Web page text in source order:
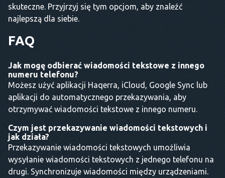
skuteczne. Przyjrzyj się tym opcjom, aby znaleźć
najlepszą dla siebie.
FAQ
Jak mogę odbierać wiadomości tekstowe z innego
numeru telefonu?
Możesz użyć aplikacji Haqerra, iCloud, Google Sync lub
aplikacji do automatycznego przekazywania, aby
otrzymywać wiadomości tekstowe z innego numeru.
Czym jest przekazywanie wiadomości tekstowych i
jak działa?
Przekazywanie wiadomości tekstowych umożliwia
wysyłanie wiadomości tekstowych z jednego telefonu na
drugi. Synchronizuje wiadomości między urządzeniami.